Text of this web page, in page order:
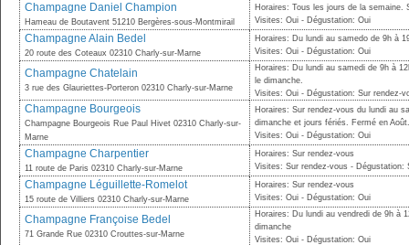
Champagne Daniel Champion
Hameau de Boutavent 51210 Bergères-sous-Montmirail
Horaires: Tous les jours de la semaine.
Visites: Oui - Dégustation: Oui
Champagne Alain Bedel
20 route des Coteaux 02310 Charly-sur-Marne
Horaires: Du lundi au samedo de 9h à
Visites: Oui - Dégustation: Oui
Champagne Chatelain
3 rue des Glauriettes-Porteron 02310 Charly-sur-Marne
Horaires: Du lundi au samedi de 9h à
le dimanche.
Visites: Oui - Dégustation: Sur rendez-
Champagne Bourgeois
Champagne Bourgeois Rue Paul Hivet 02310 Charly-sur-
Marne
Horaires: Sur rendez-vous du lundi au
dimanche et jours fériés. Fermé en Août.
Visites: Oui - Dégustation: Oui
Champagne Charpentier
11 route de Paris 02310 Charly-sur-Marne
Horaires: Sur rendez-vous
Visites: Sur rendez-vous - Dégustation:
Champagne Léguillette-Romelot
15 route de Villiers 02310 Charly-sur-Marne
Horaires: Sur rendez-vous
Visites: Oui - Dégustation: Oui
Champagne Françoise Bedel
71 Grande Rue 02310 Crouttes-sur-Marne
Horaires: Du lundi au vendredi de 9h à
dimanche
Visites: Oui - Dégustation: Oui